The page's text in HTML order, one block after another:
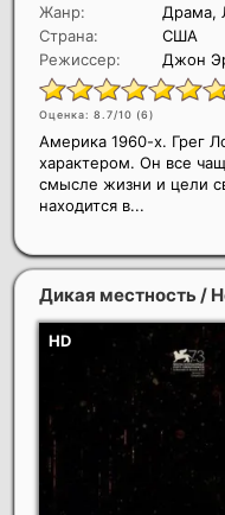
Жанр:
Драма,
Страна:
США
Режиссер:
Джон
Оценка: 8.7/10 (6)
Америка 1960-х. Грег
характером. Он все
смысле жизни и цели
находится в...
Дикая местность /